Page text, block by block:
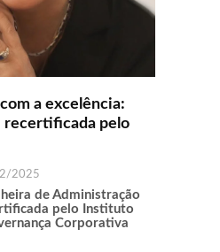
a excelência:
recertificada pelo
2025
de Administração
pelo Instituto
Corporativa